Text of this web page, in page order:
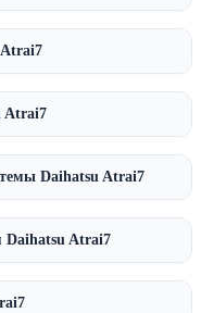
Atrai7
Daihatsu Atrai7
Daihatsu Atrai7